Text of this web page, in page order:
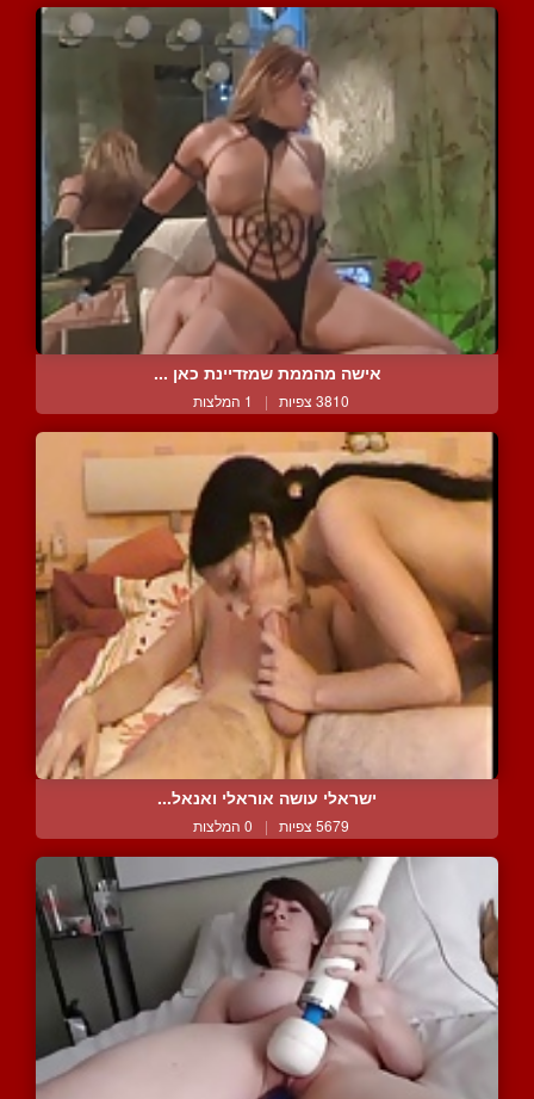
אישה מהממת שמזדיינת כאן ...
3810 צפיות | 1 המלצות
ישראלי עושה אוראלי ואנאל...
5679 צפיות | 0 המלצות